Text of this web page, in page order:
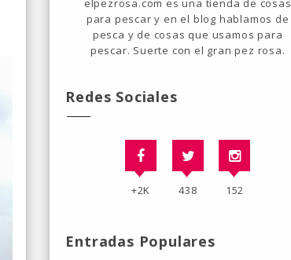
elpezrosa.com es una tienda de cosas
para pescar y en el blog hablamos de
pesca y de cosas que usamos para
pescar. Suerte con el gran pez rosa.
Redes Sociales
+2K 438 152
Entradas Populares